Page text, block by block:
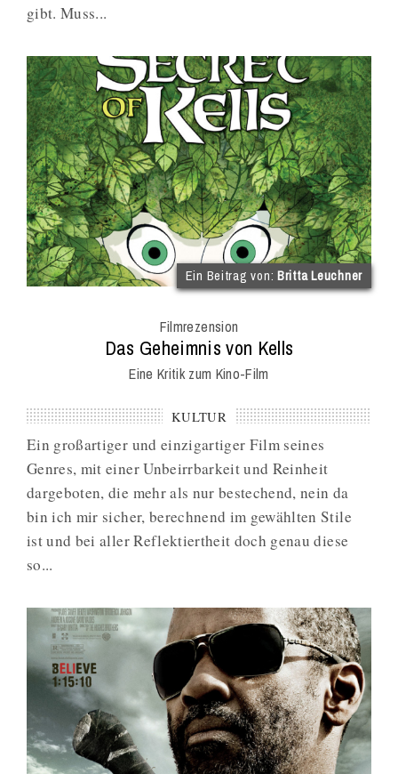
gibt. Muss...
Ein Beitrag von:Britta Leuchner
Filmrezension
:
Das Geheimnis von Kells
Eine Kritik zum Kino-Film
KULTUR
Ein großartiger und einzigartiger Film seines
Genres, mit einer Unbeirrbarkeit und Reinheit
dargeboten, die mehr als nur bestechend, nein da
bin ich mir sicher, berechnend im gewählten Stile
ist und bei aller Reflektiertheit doch genau diese
so...